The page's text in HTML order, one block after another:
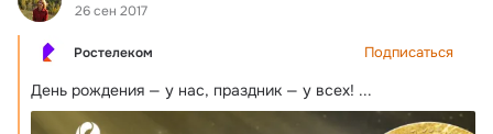
26 сен 2017
Ростелеком Подписаться
День рождения — у нас, праздник — у всех! ...